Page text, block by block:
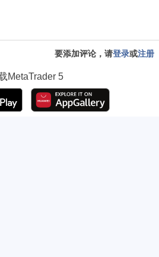
要添加评论，请登录或注册
MetaTrader 5